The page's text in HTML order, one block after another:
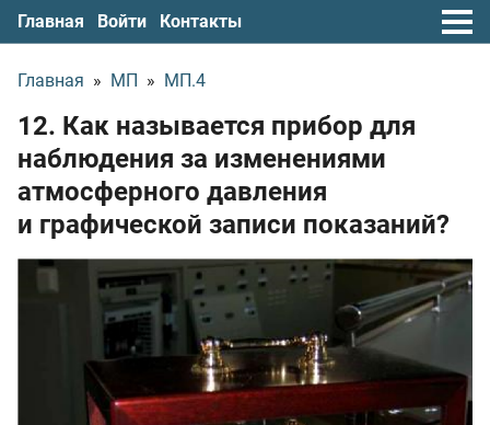
Главная Войти Контакты
Главная » МП » МП.4
12. Как называется прибор для
наблюдения за изменениями
атмосферного давления
и графической записи показаний?